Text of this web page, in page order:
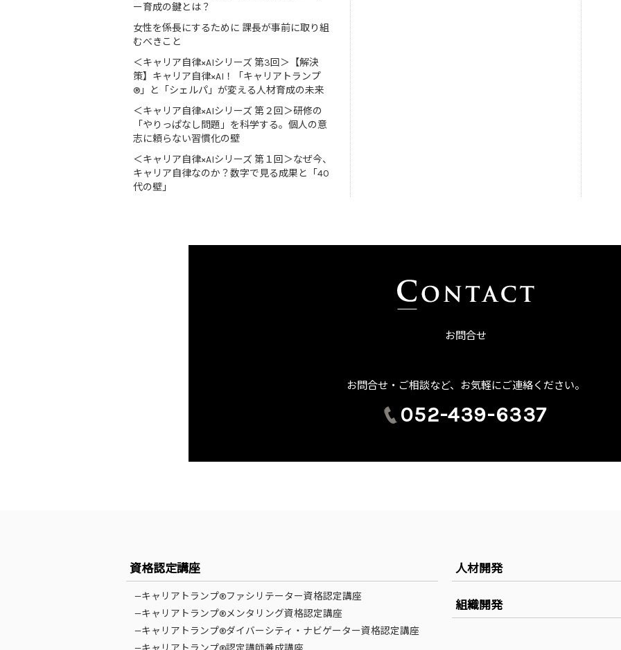
ー育成の鍵とは？
女性を係長にするために 課長が事前に取り組
むべきこと
＜キャリア自律×AIシリーズ 第3回＞【解決
策】キャリア自律×AI！「キャリアトランプ
®」と「シェルパ」が変える人材育成の未来
＜キャリア自律×AIシリーズ 第２回＞研修の
「やりっぱなし問題」を科学する。個人の意
志に頼らない習慣化の壁
＜キャリア自律×AIシリーズ 第１回＞なぜ今、
キャリア自律なのか？数字で見る成果と「40
代の壁」
お問合せ
お問合せ・ご相談など、お気軽にご連絡ください。
052-439-6337
資格認定講座
—キャリアトランプ®ファシリテーター資格認定講座
—キャリアトランプ®メンタリング資格認定講座
—キャリアトランプ®ダイバーシティ・ナビゲーター資格認定講座
人材開発
組織開発